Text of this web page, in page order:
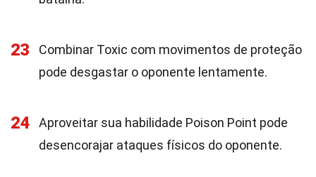
23
Combinar Toxic com movimentos de proteção
pode desgastar o oponente lentamente.
24
Aproveitar sua habilidade Poison Point pode
desencorajar ataques físicos do oponente.